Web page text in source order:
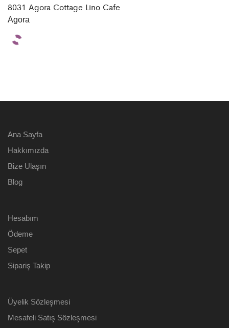
8031 Agora Cottage Lino Cafe
Agora
Ana Sayfa
Hakkımızda
Bize Ulaşın
Blog
Hesabım
Ödeme
Sepet
Sipariş Takip
Üyelik Sözleşmesi
Mesafeli Satış Sözleşmesi